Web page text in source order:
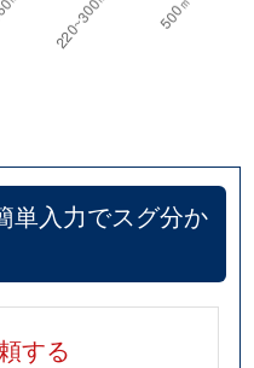
単入力でスグ分か
する